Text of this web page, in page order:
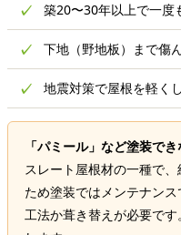
✓ 築20〜30年以上で一度
✓ 下地（野地板）まで傷
✓ 地震対策で屋根を軽く
「パミール」など塗装で
スレート屋根材の一種で、
ため塗装ではメンテナン
工法か葺き替えが必要で